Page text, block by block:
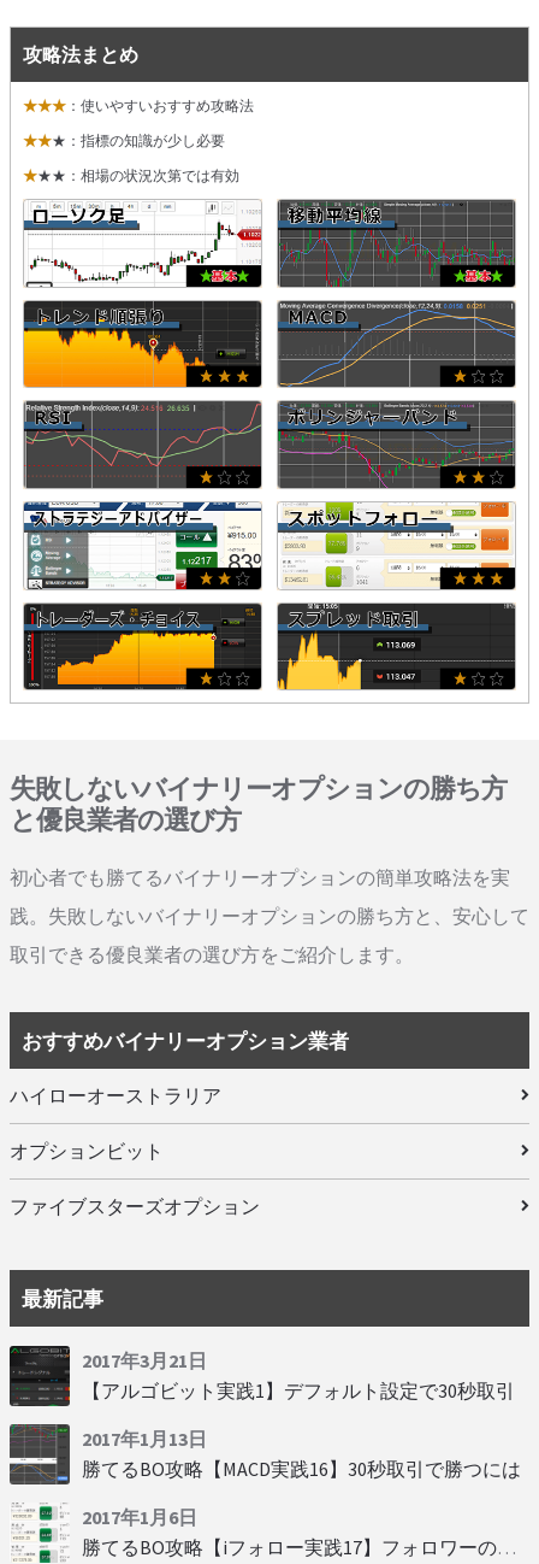
攻略法まとめ
★★★ ：使いやすいおすすめ攻略法
★★★：指標の知識が少し必要
★★★：相場の状況次第では有効
失敗しないバイナリーオプションの勝ち方
と優良業者の選び方
初心者でも勝てるバイナリーオプションの簡単攻略法を実
践。失敗しないバイナリーオプションの勝ち方と、安心して
取引できる優良業者の選び方をご紹介します。
おすすめバイナリーオプション業者
ハイローオーストラリア
オプションビット
ファイブスターズオプション
最新記事
2017年3月21日
【アルゴビット実践1】デフォルト設定で30秒取引
2017年1月13日
勝てるBO攻略【MACD実践16】30秒取引で勝つには
2017年1月6日
勝てるBO攻略【iフォロー実践17】フォロワーの少ない人をフォローする